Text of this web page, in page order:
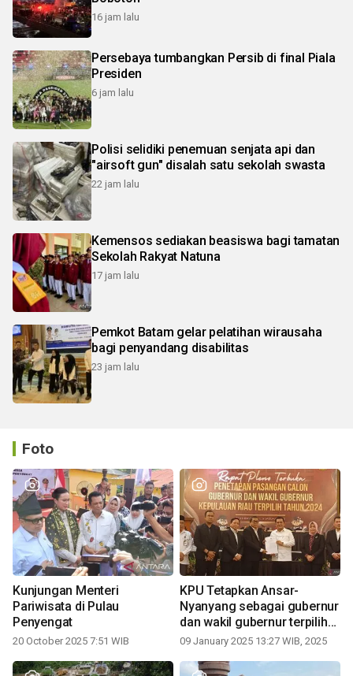
16 jam lalu
Persebaya tumbangkan Persib di final Piala
Presiden
6 jam lalu
Polisi selidiki penemuan senjata api dan
"airsoft gun" disalah satu sekolah swasta
22 jam lalu
Kemensos sediakan beasiswa bagi tamatan
Sekolah Rakyat Natuna
17 jam lalu
Pemkot Batam gelar pelatihan wirausaha
bagi penyandang disabilitas
23 jam lalu
Foto
Kunjungan Menteri
Pariwisata di Pulau
Penyengat
20 October 2025 7:51 WIB
KPU Tetapkan Ansar-
Nyanyang sebagai gubernur
dan wakil gubernur terpilih
periode 2025-2030
09 January 2025 13:27 WIB, 2025